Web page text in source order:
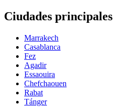
Ciudades principales
Marrakech
Casablanca
Fez
Agadir
Essaouira
Chefchaouen
Rabat
Tánger